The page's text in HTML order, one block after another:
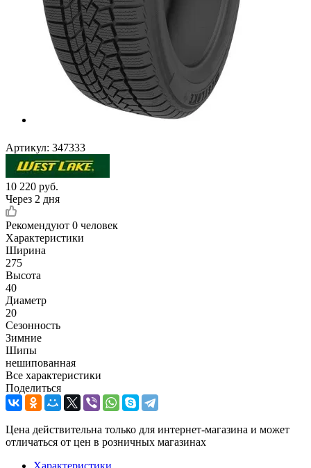
Артикул: 347333
10 220 руб.
Через 2 дня
Рекомендуют 0 человек
Характеристики
Ширина
275
Высота
40
Диаметр
20
Сезонность
Зимние
Шипы
нешипованная
Все характеристики
Поделиться
Цена действительна только для интернет-магазина и может
отличаться от цен в розничных магазинах
Характеристики